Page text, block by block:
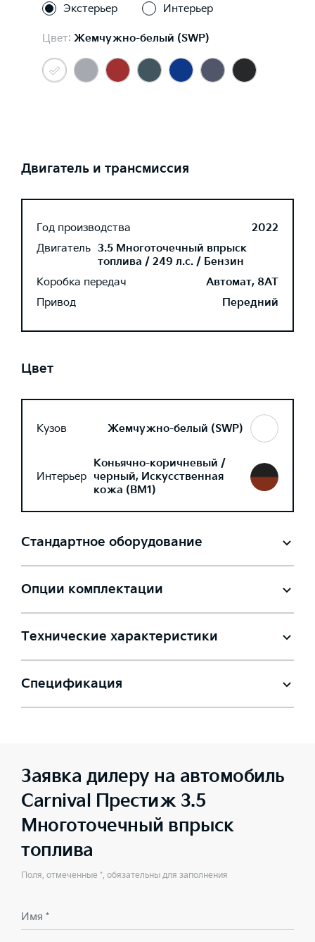
Экстерьер Интерьер
Цвет: Жемчужно-белый (SWP)
Двигатель и трансмиссия
Год производства
2022
Двигатель 3.5 Многоточечный впрыск
топлива / 249 л.с. / Бензин
Коробка передач
Автомат, 8AT
Привод
Передний
Цвет
Кузов Жемчужно-белый (SWP)
Интерьер
Коньячно-коричневый /
черный, Искусственная
кожа (BM1)
Стандартное оборудование
Опции комплектации
Технические характеристики
Спецификация
Заявка дилеру на автомобиль
Carnival Престиж 3.5
Многоточечный впрыск
топлива
Поля, отмеченные *, обязательны для заполнения
Имя *